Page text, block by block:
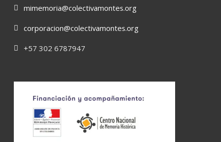
mimemoria@colectivamontes.org
corporacion@colectivamontes.org
+57 302 6787947